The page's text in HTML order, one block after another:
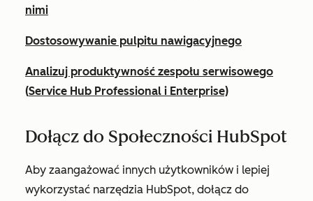
nimi
Dostosowywanie pulpitu nawigacyjnego
Analizuj produktywność zespołu serwisowego
(Service Hub Professional i Enterprise)
Dołącz do Społeczności HubSpot
Aby zaangażować innych użytkowników i lepiej
wykorzystać narzędzia HubSpot, dołącz do